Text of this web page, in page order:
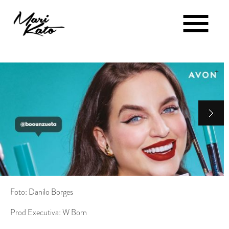
+
Foto: Danilo Borges
Prod Executiva: W Born